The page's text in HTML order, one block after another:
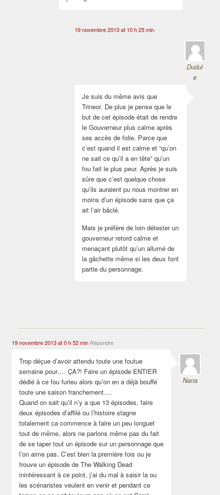
Dudul
e
19 novembre 2013 at 10 h 25 min
Je suis du même avis que
Trineor. De plus je pense que le
but de cet épisode était de rendre
le Gouverneur plus calme après
ses accès de folie. Parce que
c’est quand il est calme et “qu’on
ne sait ce qu’il a en tête” qu’un
fou fait le plus peur. Après je suis
sûre que c’est quelque chose
qu’ils auraient pu nous montrer en
moins d’un épisode sans que ça
ait l’air bâclé.
Mais je préfère de loin détester un
gouverneur retord calme et
menaçant plutôt qu’un allumé de
la gâchette même si les deux font
partie du personnage.
Nana
19 novembre 2013 at 0 h 52 min Répondre
Trop déçue d’avoir attendu toute une foutue
semaine pour…. ÇA?! Faire un épisode ENTIER
dédié à ce fou furieu alors qu’on en a déjà bouffé
toute une saison franchement….
Quand on sait qu’il n’y a que 13 épisodes, faire
deux épisodes d’affilé ou l’histoire stagne
totalement ca commence à faire un peu longuet
tout de même, alors ne parlons même pas du fait
de se taper tout un épisode sur un personnage que
l’on aime pas. C’est bien la première fois ou je
trouve un épisode de The Walking Dead
inintéressant à ce point, j’ai du mal à saisir la ou
les scénaristes veulent en venir et pendant ce